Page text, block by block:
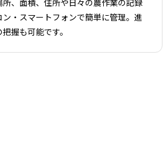
所、面積、住所や日々の農作業の記録
ン・スマートフォンで簡単に管理。進
握も可能です。